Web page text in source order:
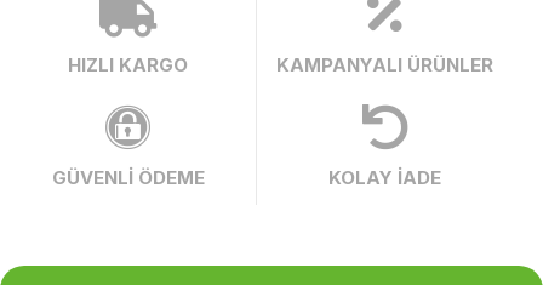
HIZLI KARGO KAMPANYALI ÜRÜNLER
GÜVENLİ ÖDEME KOLAY İADE